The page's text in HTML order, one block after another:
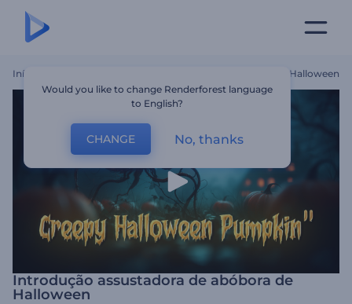
Início Introdução Assustadora De Abóbora De Halloween
Introdução assustadora de abóbora de
Halloween
Would you like to change Renderforest language
to English?
CHANGE No, thanks